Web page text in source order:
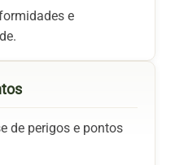
e
de perigos e pontos